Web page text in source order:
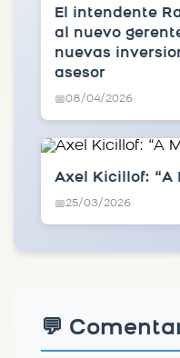
El intendente
al nuevo
nuevas
asesor
📅08/04/2026
Axel Kicillof: “A
📅25/03/2026
💬